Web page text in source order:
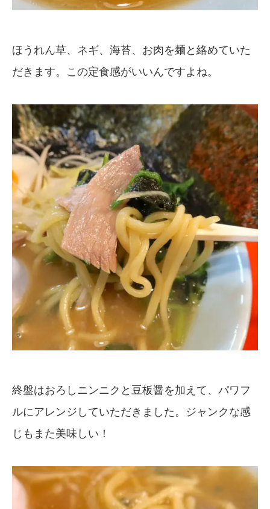
ほうれん草、ネギ、海苔、お肉を麺と絡めていた
だきます。この定食感がいいんですよね。
終盤はおろしニンニクと豆板醤を加えて、パワフ
ルにアレンジしていただきました。ジャンクな感
じもまた美味しい！